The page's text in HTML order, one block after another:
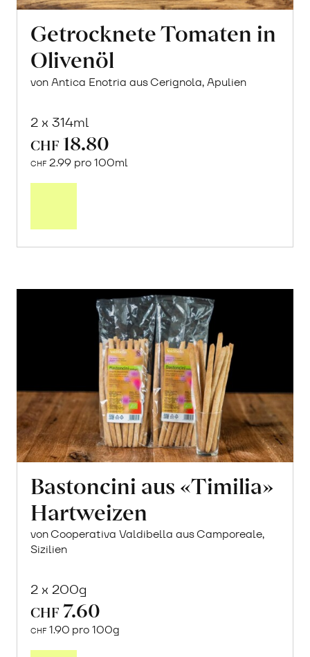
Getrocknete Tomaten in
Olivenöl
von Antica Enotria aus Cerignola, Apulien
2 x 314ml
CHF 18.80
CHF 2.99 pro 100ml
Bastoncini aus «Timilia»
Hartweizen
von Cooperativa Valdibella aus Camporeale,
Sizilien
2 x 200g
CHF 7.60
CHF 1.90 pro 100g